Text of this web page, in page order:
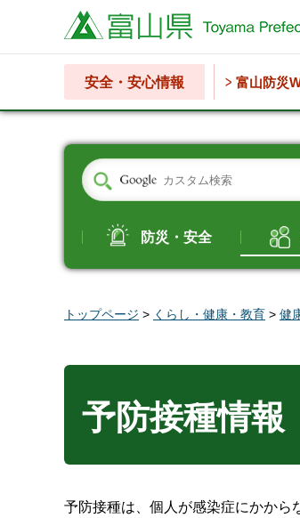
富山県
安全・安心情報 富山防災
防災・安全
トップページ > くらし・健康・教育 > 健
予防接種情報
予防接種は、個人が感染症にかから